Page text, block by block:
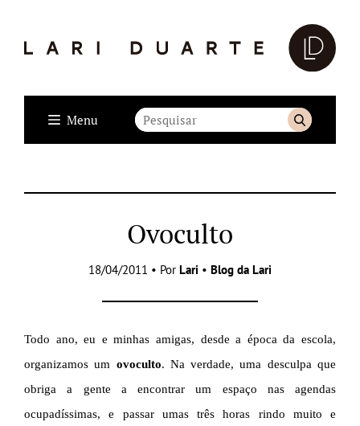
Menu
Ovoculto
18/04/2011 • Por Lari • Blog da Lari
Todo ano, eu e minhas amigas, desde a época da escola,
organizamos um ovoculto. Na verdade, uma desculpa que
obriga a gente a encontrar um espaço nas agendas
ocupadíssimas, e passar umas três horas rindo muito e